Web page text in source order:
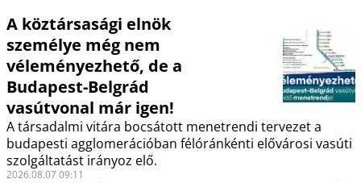
A köztársasági elnök
személye még nem
véleményezhető, de a
Budapest-Belgrád
vasútvonal már igen!
A társadalmi vitára bocsátott menetrendi tervezet a
budapesti agglomerációban félóránkénti elővárosi vasúti
szolgáltatást irányoz elő.
2026.08.07 09:11